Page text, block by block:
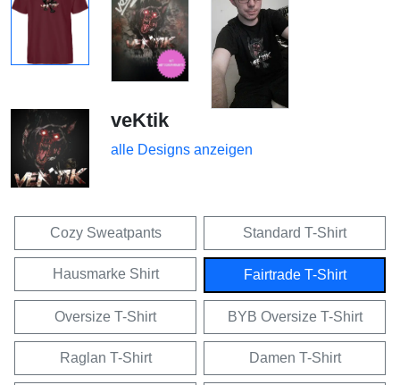
veKtik
alle Designs anzeigen
Cozy Sweatpants Standard T-Shirt
Hausmarke Shirt Fairtrade T-Shirt
Oversize T-Shirt BYB Oversize T-Shirt
Raglan T-Shirt Damen T-Shirt